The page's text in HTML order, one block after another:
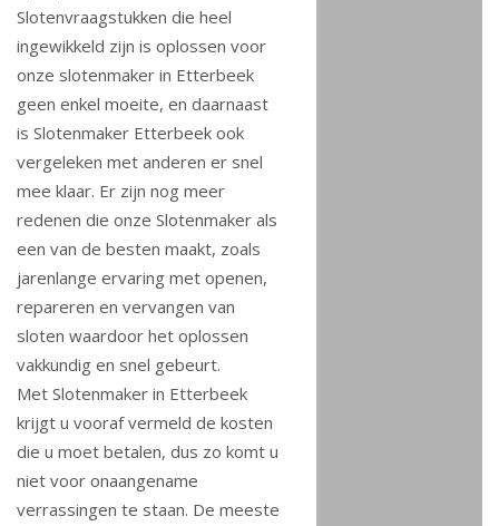
Slotenvraagstukken die heel
ingewikkeld zijn is oplossen voor
onze slotenmaker in Etterbeek
geen enkel moeite, en daarnaast
is Slotenmaker Etterbeek ook
vergeleken met anderen er snel
mee klaar. Er zijn nog meer
redenen die onze Slotenmaker als
een van de besten maakt, zoals
jarenlange ervaring met openen,
repareren en vervangen van
sloten waardoor het oplossen
vakkundig en snel gebeurt.
Met Slotenmaker in Etterbeek
krijgt u vooraf vermeld de kosten
die u moet betalen, dus zo komt u
niet voor onaangename
verrassingen te staan. De meeste